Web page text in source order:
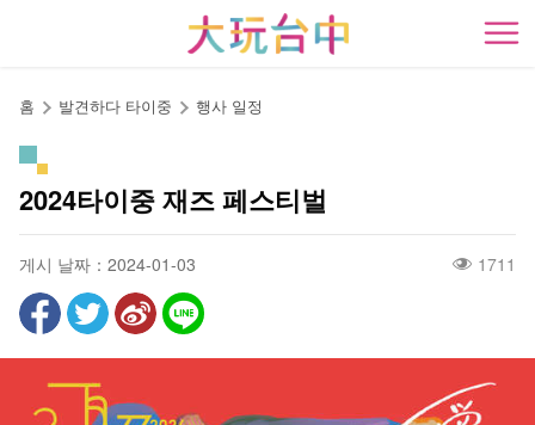
開
홈 발견하다 타이중 행사 일정
2024타이중 재즈 페스티벌
게시 날짜：2024-01-03 1711